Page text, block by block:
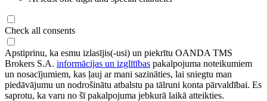
Check all consents
Apstiprinu, ka esmu izlasījis(-usi) un piekrītu OANDA TMS
Brokers S.A. informācijas un izglītības pakalpojuma noteikumiem
un nosacījumiem, kas ļauj ar mani sazināties, lai sniegtu man
piedāvājumu un nodrošinātu atbalstu pa tālruni konta pārvaldībai. Es
saprotu, ka varu no šī pakalpojuma jebkurā laikā atteikties.